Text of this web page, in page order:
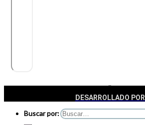
DESARROLLADO POR
Buscar por: